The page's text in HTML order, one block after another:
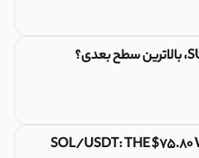
SOL/USDT: THE $75.80